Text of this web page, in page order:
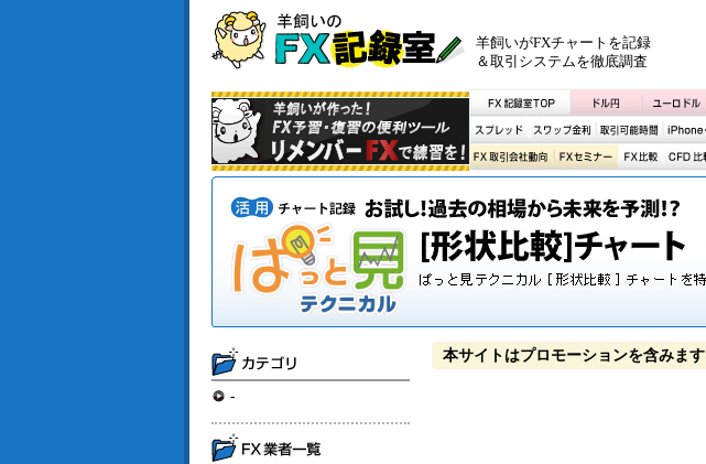
羊飼いがFXチャートを記録
＆取引システムを徹底調査
-
本サイトはプロモーションを含みます